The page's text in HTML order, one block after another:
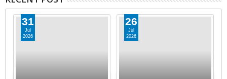
31
Jul
2026
26
Jul
2026